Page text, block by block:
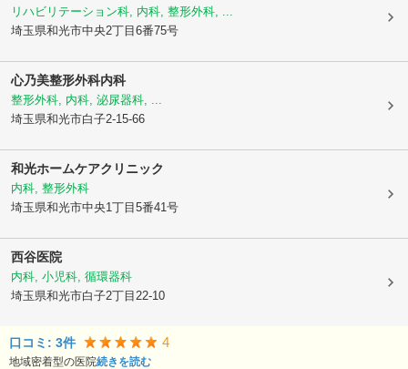
リハビリテーション科, 内科, 整形外科, ...
埼玉県和光市中央2丁目6番75号
心乃美整形外科内科
整形外科, 内科, 泌尿器科, ...
埼玉県和光市白子2-15-66
和光ホームケアクリニック
内科, 整形外科
埼玉県和光市中央1丁目5番41号
西谷医院
内科, 小児科, 循環器科
埼玉県和光市白子2丁目22-10
口コミ: 3件 4
地域密着型の医院続きを読む